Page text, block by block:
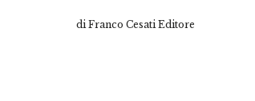
di Franco Cesati Editore